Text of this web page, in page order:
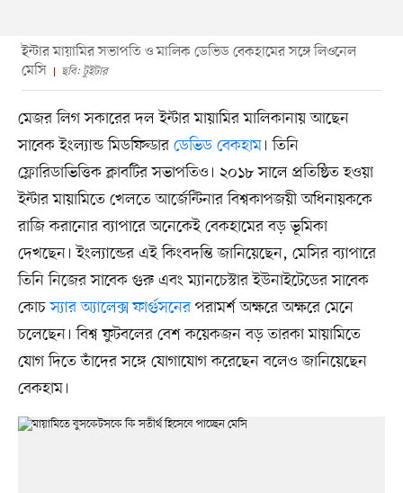
ইন্টার মায়ামির সভাপতি ও মালিক ডেভিড বেকহামের সঙ্গে লিওনেল
মেসি
ছবি: টুইটার
মেজর লিগ সকারের দল ইন্টার মায়ামির মালিকানায় আছেন
সাবেক ইংল্যান্ড মিডফিল্ডার ডেভিড বেকহাম। তিনি
ফ্লোরিডাভিত্তিক ক্লাবটির সভাপতিও। ২০১৮ সালে প্রতিষ্ঠিত হওয়া
ইন্টার মায়ামিতে খেলতে আর্জেন্টিনার বিশ্বকাপজয়ী অধিনায়ককে
রাজি করানোর ব্যাপারে অনেকেই বেকহামের বড় ভূমিকা
দেখছেন। ইংল্যান্ডের এই কিংবদন্তি জানিয়েছেন, মেসির ব্যাপারে
তিনি নিজের সাবেক গুরু এবং ম্যানচেস্টার ইউনাইটেডের সাবেক
কোচস্যার অ্যালেক্স ফার্গুসনেরপরামর্শ অক্ষরে অক্ষরে মেনে
চলেছেন। বিশ্ব ফুটবলের বেশ কয়েকজন বড় তারকা মায়ামিতে
যোগ দিতে তাঁদের সঙ্গে যোগাযোগ করেছেন বলেও জানিয়েছেন
বেকহাম।